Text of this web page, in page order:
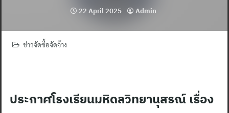
22 April 2025 Admin
ข่าวจัดซื้อจัดจ้าง
ประกาศโรงเรียนมหิดลวิทยานุสรณ์ เรื่อง